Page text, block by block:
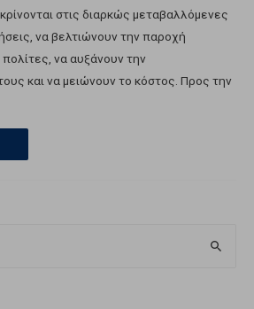
στις διαρκώς μεταβαλλόμενες
να βελτιώνουν την παροχή
να αυξάνουν την
και να μειώνουν το κόστος. Προς την